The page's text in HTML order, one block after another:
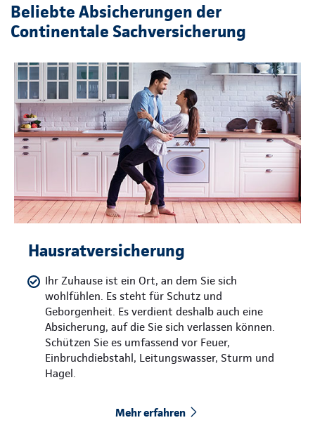
Beliebte Absicherungen der
Continentale Sachversicherung
Hausratversicherung
Ihr Zuhause ist ein Ort, an dem Sie sich
wohlfühlen. Es steht für Schutz und
Geborgenheit. Es verdient deshalb auch eine
Absicherung, auf die Sie sich verlassen können.
Schützen Sie es umfassend vor Feuer,
Einbruchdiebstahl, Leitungswasser, Sturm und
Hagel.
Mehr erfahren